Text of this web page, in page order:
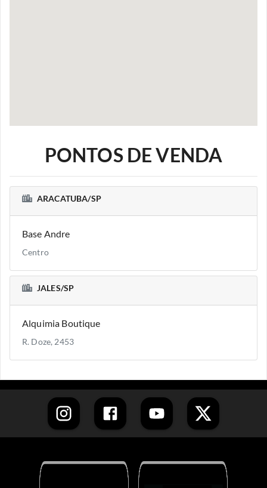
PONTOS DE VENDA
ARACATUBA/SP
Base Andre
Centro
JALES/SP
Alquimia Boutique
R. Doze, 2453